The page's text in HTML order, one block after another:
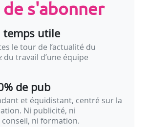
de s'abonner
temps utile
le tour de l’actualité du
du travail d’une équipe
de pub
et équidistant, centré sur la
Ni publicité, ni
ni formation.